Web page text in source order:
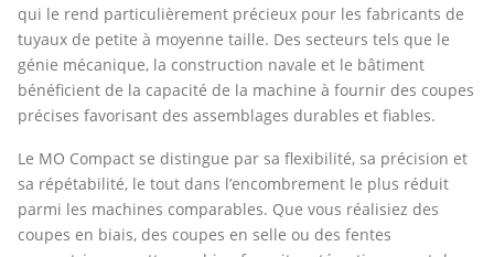
qui le rend particulièrement précieux pour les fabricants de
tuyaux de petite à moyenne taille. Des secteurs tels que le
génie mécanique, la construction navale et le bâtiment
bénéficient de la capacité de la machine à fournir des coupes
précises favorisant des assemblages durables et fiables.
Le MO Compact se distingue par sa flexibilité, sa précision et
sa répétabilité, le tout dans l’encombrement le plus réduit
parmi les machines comparables. Que vous réalisiez des
coupes en biais, des coupes en selle ou des fentes